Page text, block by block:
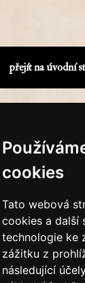
cookies
Tato webová
cookies a další
technologie ke
zážitku z
následující
přejít na úvodní